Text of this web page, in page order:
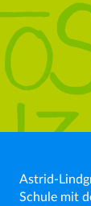
Astrid-
Schule mit